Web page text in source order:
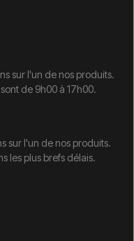
sur l'un de nos produits.
de 9h00 à 17h00.
sur l'un de nos produits.
les plus brefs délais.